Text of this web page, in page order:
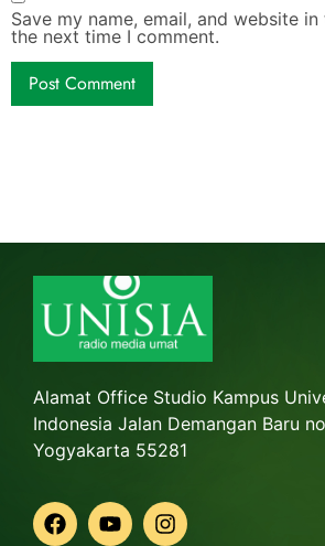
Save my name, email, and website
the next time I comment.
Alamat Office Studio Kampus
Indonesia Jalan Demangan Baru
Yogyakarta 55281